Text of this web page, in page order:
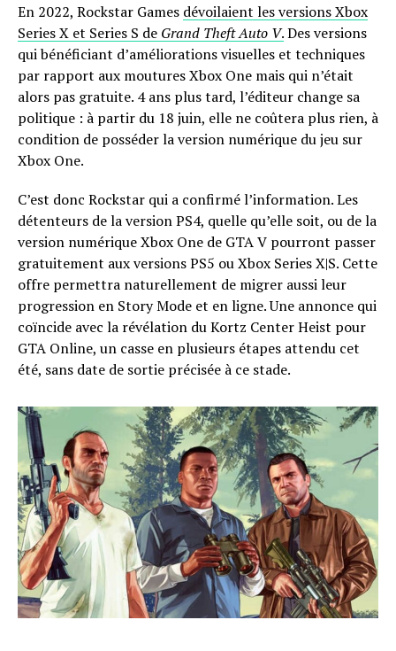
En 2022, Rockstar Games dévoilaient les versions Xbox
Series X et Series S de Grand Theft Auto V.Des versions
qui bénéficiant d’améliorations visuelles et techniques
par rapport aux moutures Xbox One mais qui n’était
alors pas gratuite. 4 ans plus tard, l’éditeur change sa
politique : à partir du 18 juin, elle ne coûtera plus rien, à
condition de posséder la version numérique du jeu sur
Xbox One.
C’est donc Rockstar qui a confirmé l’information. Les
détenteurs de la version PS4, quelle qu’elle soit, ou de la
version numérique Xbox One de GTA V pourront passer
gratuitement aux versions PS5 ou Xbox Series X|S. Cette
offre permettra naturellement de migrer aussi leur
progression en Story Mode et en ligne. Une annonce qui
coïncide avec la révélation du Kortz Center Heist pour
GTA Online, un casse en plusieurs étapes attendu cet
été, sans date de sortie précisée à ce stade.